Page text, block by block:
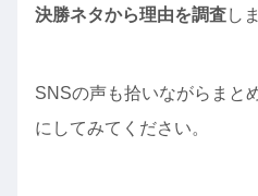
決勝ネタから理由を調査し
SNSの声も拾いながらまと
にしてみてください。